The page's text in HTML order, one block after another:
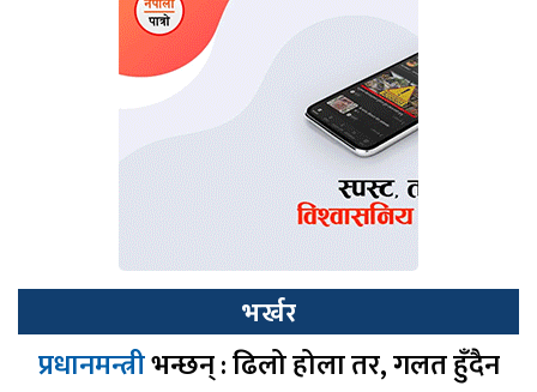
भर्खर
प्रधानमन्त्रीभन्छन् : ढिलो होला तर, गलत हुँदैन